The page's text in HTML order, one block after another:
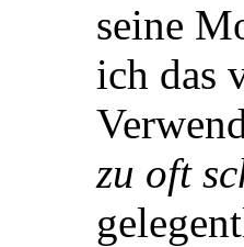
seine
ich das
zu oft